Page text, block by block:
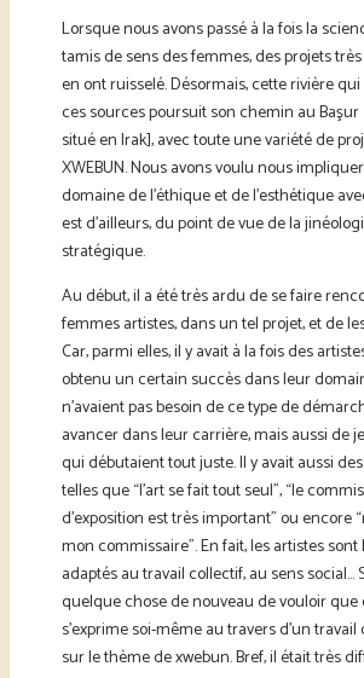
Lorsque nous avons passé à la fois la
tamis de sens des femmes, des projets
en ont ruisselé. Désormais, cette rivière
ces sources poursuit son chemin au
situé en Irak], avec toute une variété de
XWEBUN. Nous avons voulu nous
domaine de l’éthique et de l’esthétique
est d’ailleurs, du point de vue de la
stratégique.
Au début, il a été très ardu de se faire
femmes artistes, dans un tel projet, et de
Car, parmi elles, il y avait à la fois des
obtenu un certain succès dans leur
n’avaient pas besoin de ce type de
avancer dans leur carrière, mais aussi de
qui débutaient tout juste. Il y avait aussi
telles que “l’art se fait tout seul”, “le
d’exposition est très important” ou encore
mon commissaire”. En fait, les artistes
adaptés au travail collectif, au sens social…
quelque chose de nouveau de vouloir
s’exprime soi-même au travers d’un
sur le thème de xwebun. Bref, il était très